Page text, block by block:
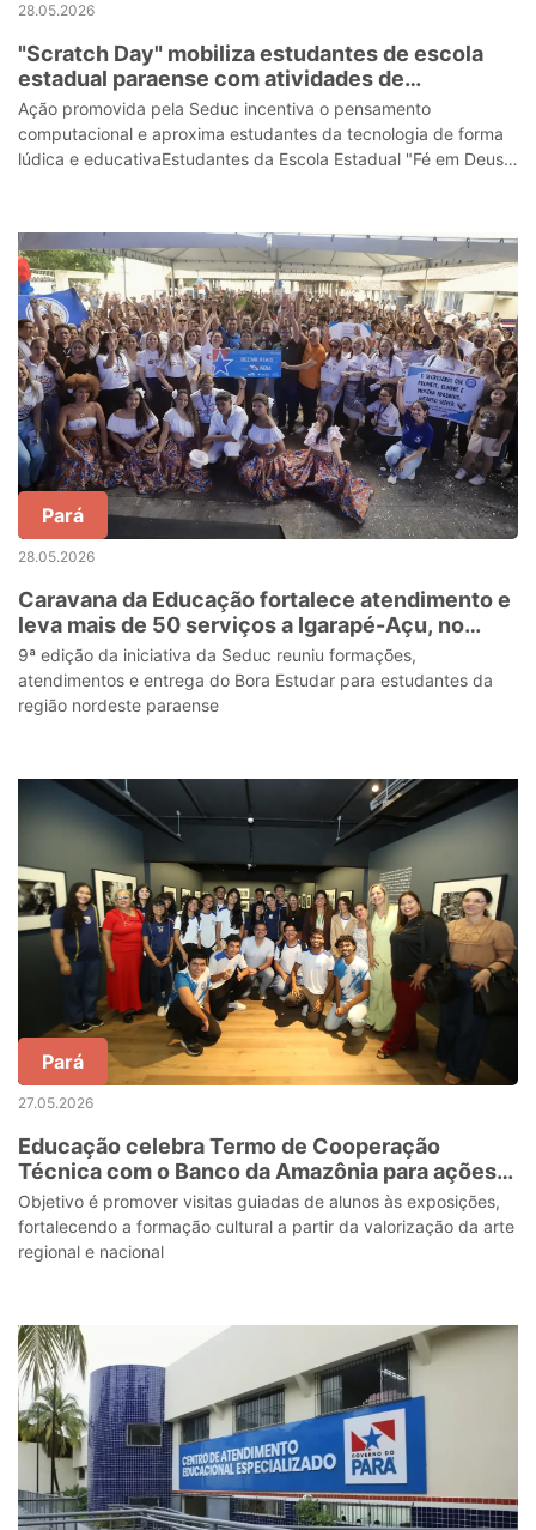
28.05.2026
"Scratch Day" mobiliza estudantes de escola
estadual paraense com atividades de
programação e criatividade
Ação promovida pela Seduc incentiva o pensamento
computacional e aproxima estudantes da tecnologia de forma
lúdica e educativaEstudantes da Escola Estadual "Fé em Deus",
Pará
28.05.2026
Caravana da Educação fortalece atendimento e
leva mais de 50 serviços a Igarapé-Açu, no
nordeste do Pará
9ª edição da iniciativa da Seduc reuniu formações,
atendimentos e entrega do Bora Estudar para estudantes da
região nordeste paraense
Pará
27.05.2026
Educação celebra Termo de Cooperação
Técnica com o Banco da Amazônia para ações
culturais e artísticas de estudantes da rede
pública
Objetivo é promover visitas guiadas de alunos às exposições,
fortalecendo a formação cultural a partir da valorização da arte
regional e nacional